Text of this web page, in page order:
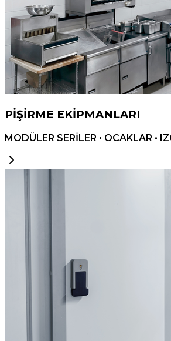
PİŞİRME EKİPMANLARI
MODÜLER SERİLER • OCAKLAR •